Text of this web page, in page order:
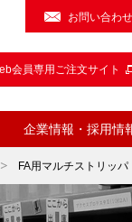
お問い合わせ
会員専用ご注文サイト
企業情報・採用情
FA用マルチストリッパ